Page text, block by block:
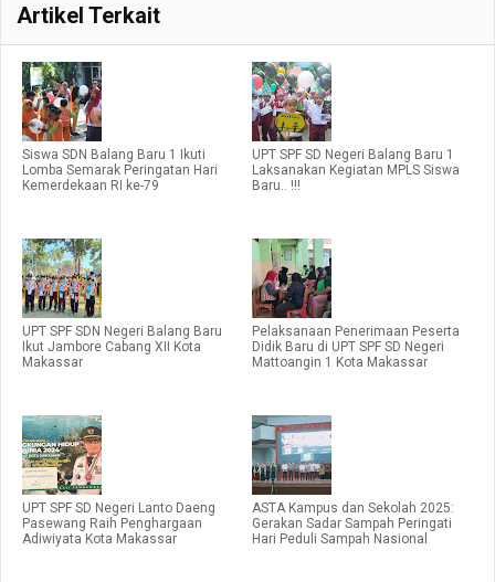
Artikel Terkait
Siswa SDN Balang Baru 1 Ikuti
Lomba Semarak Peringatan Hari
Kemerdekaan RI ke-79
UPT SPF SD Negeri Balang Baru 1
Laksanakan Kegiatan MPLS Siswa
Baru.. !!!
UPT SPF SDN Negeri Balang Baru
Ikut Jambore Cabang XII Kota
Makassar
Pelaksanaan Penerimaan Peserta
Didik Baru di UPT SPF SD Negeri
Mattoangin 1 Kota Makassar
UPT SPF SD Negeri Lanto Daeng
Pasewang Raih Penghargaan
Adiwiyata Kota Makassar
ASTA Kampus dan Sekolah 2025:
Gerakan Sadar Sampah Peringati
Hari Peduli Sampah Nasional